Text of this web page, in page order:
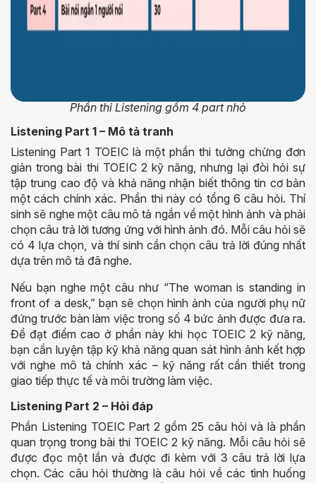
Phần thi Listening gồm 4 part nhỏ
Listening Part 1 – Mô tả tranh
Listening Part 1 TOEIC là một phần thi tưởng chừng đơn
giản trong bài thi TOEIC 2 kỹ năng, nhưng lại đòi hỏi sự
tập trung cao độ và khả năng nhận biết thông tin cơ bản
một cách chính xác. Phần thi này có tổng 6 câu hỏi. Thí
sinh sẽ nghe một câu mô tả ngắn về một hình ảnh và phải
chọn câu trả lời tương ứng với hình ảnh đó. Mỗi câu hỏi sẽ
có 4 lựa chọn, và thí sinh cần chọn câu trả lời đúng nhất
dựa trên mô tả đã nghe.
Nếu bạn nghe một câu như “The woman is standing in
front of a desk,” bạn sẽ chọn hình ảnh của người phụ nữ
đứng trước bàn làm việc trong số 4 bức ảnh được đưa ra.
Để đạt điểm cao ở phần này khi học TOEIC 2 kỹ năng,
bạn cần luyện tập kỹ khả năng quan sát hình ảnh kết hợp
với nghe mô tả chính xác – kỹ năng rất cần thiết trong
giao tiếp thực tế và môi trường làm việc.
Listening Part 2 – Hỏi đáp
Phần Listening TOEIC Part 2 gồm 25 câu hỏi và là phần
quan trọng trong bài thi TOEIC 2 kỹ năng. Mỗi câu hỏi sẽ
được đọc một lần và được đi kèm với 3 câu trả lời lựa
chọn. Các câu hỏi thường là câu hỏi về các tình huống